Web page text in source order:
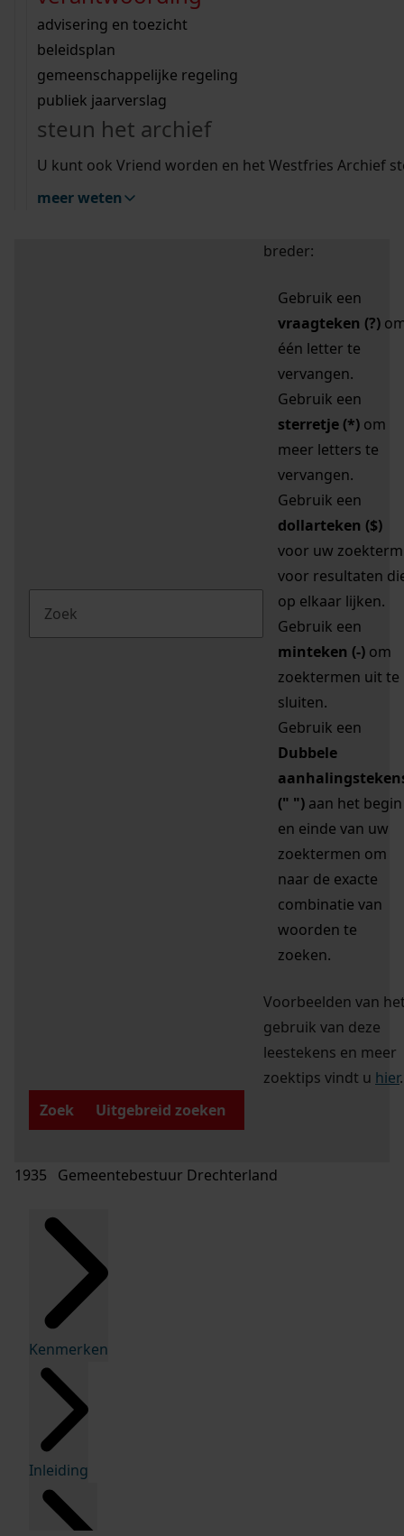
bouwvergunningen
omgevingsvergunningen
vergunningen
beeld en geluid
uitleg nodig?
Wij helpen u op weg met een aantal zoektips.
bekijk alle zoektips
Wij helpen u op weg met een aantal zoektips.
bekijk alle zoektips
bekijk ons geschiedenislokaal
advisering en toezicht
beleidsplan
gemeenschappelijke regeling
publiek jaarverslag
steun het archief
U kunt ook Vriend worden en het Westfries Archief
meer weten
zoektips
Mijn Studiezaal (inloggen)
uw zoekopdracht te
breder:
Gebruik een
vraagteken (?)
één letter te
vervangen.
Gebruik een
sterretje (*) om
meer letters te
vervangen.
Gebruik een
dollarteken ($)
voor uw zoekterm
voor resultaten
op elkaar lijken.
Gebruik een
minteken (-) om
zoektermen uit te
sluiten.
Gebruik een
Dubbele
(" ") aan het begin
en einde van uw
zoektermen om
naar de exacte
combinatie van
woorden te
zoeken.
Voorbeelden van
gebruik van deze
leestekens en meer
zoektips vindt u hier.
Zoek
Uitgebreid zoeken
1935 Gemeentebestuur Drechterland
Kenmerken
Inleiding